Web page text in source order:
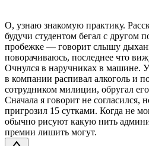
О, узнаю знакомую практику.
будучи студентом бегал с другом
пробежке — говорит слышу
поворачиваюсь, последнее что
Очнулся в наручниках в машине.
в компании распивал алкоголь и
сотрудником милиции, обругал
Сначала я говорит не согласился,
пригрозил 15 сутками. Когда не
обычно рисуют какую нить
премии лишить могут.